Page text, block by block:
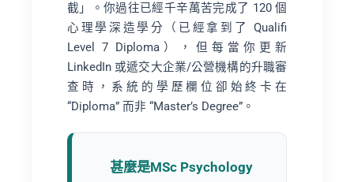
截」。你過往已經千辛萬苦完成了 120 個
心理學深造學分（已經拿到了 Qualifi
Level 7 Diploma），但每當你更新
LinkedIn 或遞交大企業/公營機構的升職審
查時，系統的學歷欄位卻始終卡在
“Diploma” 而非 “Master’s Degree”。
甚麼是MSc Psychology